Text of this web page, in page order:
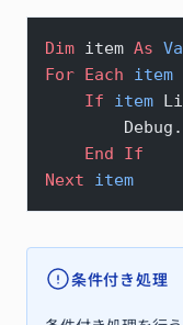
Dim item As
For Each item
    If
item
    End If
Next item
条件付き処理